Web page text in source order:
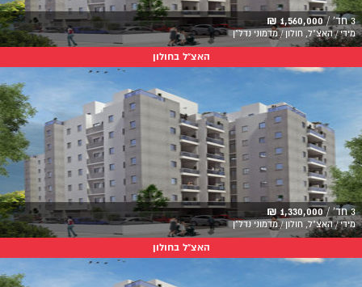
3 חד' / 1,560,000 ₪
מידי / האצ"ל, חולון / מדמוני נדל"ן
האצ"ל בחולון
3 חד' / 1,330,000 ₪
מידי / האצ"ל, חולון / מדמוני נדל"ן
האצ"ל בחולון